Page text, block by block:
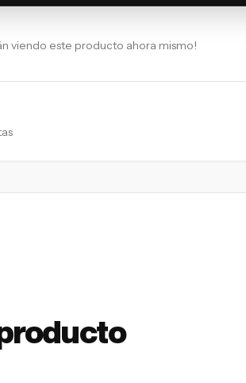
viendo este producto ahora mismo!